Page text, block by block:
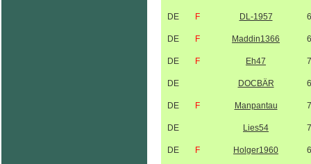
DE F DL-1957
DE F Maddin1366
DE F Eh47
DE DOCBÄR
DE F Manpantau
DE Lies54
DE F Holger1960